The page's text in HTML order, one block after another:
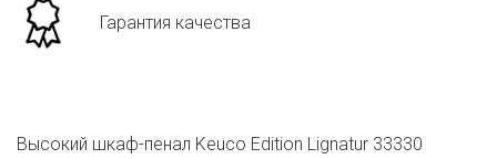
Гарантия качества
Высокий шкаф-пенал Keuco Edition Lignatur 33330